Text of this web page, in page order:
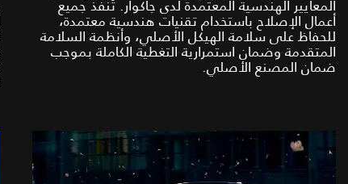
المعايير الهندسية المعتمدة لدى جاكوار. تُنفذ جميع
أعمال الإصلاح باستخدام تقنيات هندسية معتمدة،
للحفاظ على سلامة الهيكل الأصلي، وأنظمة السلامة
المتقدمة وضمان استمرارية التغطية الكاملة بموجب
ضمان المصنع الأصلي.